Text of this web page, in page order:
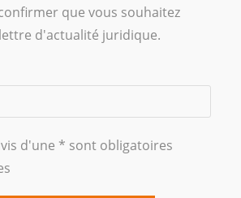
que vous souhaitez
d'actualité juridique.
d'une * sont obligatoires